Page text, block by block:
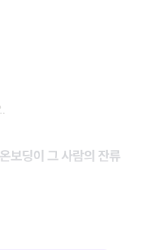
보딩이 그 사람의 잔류